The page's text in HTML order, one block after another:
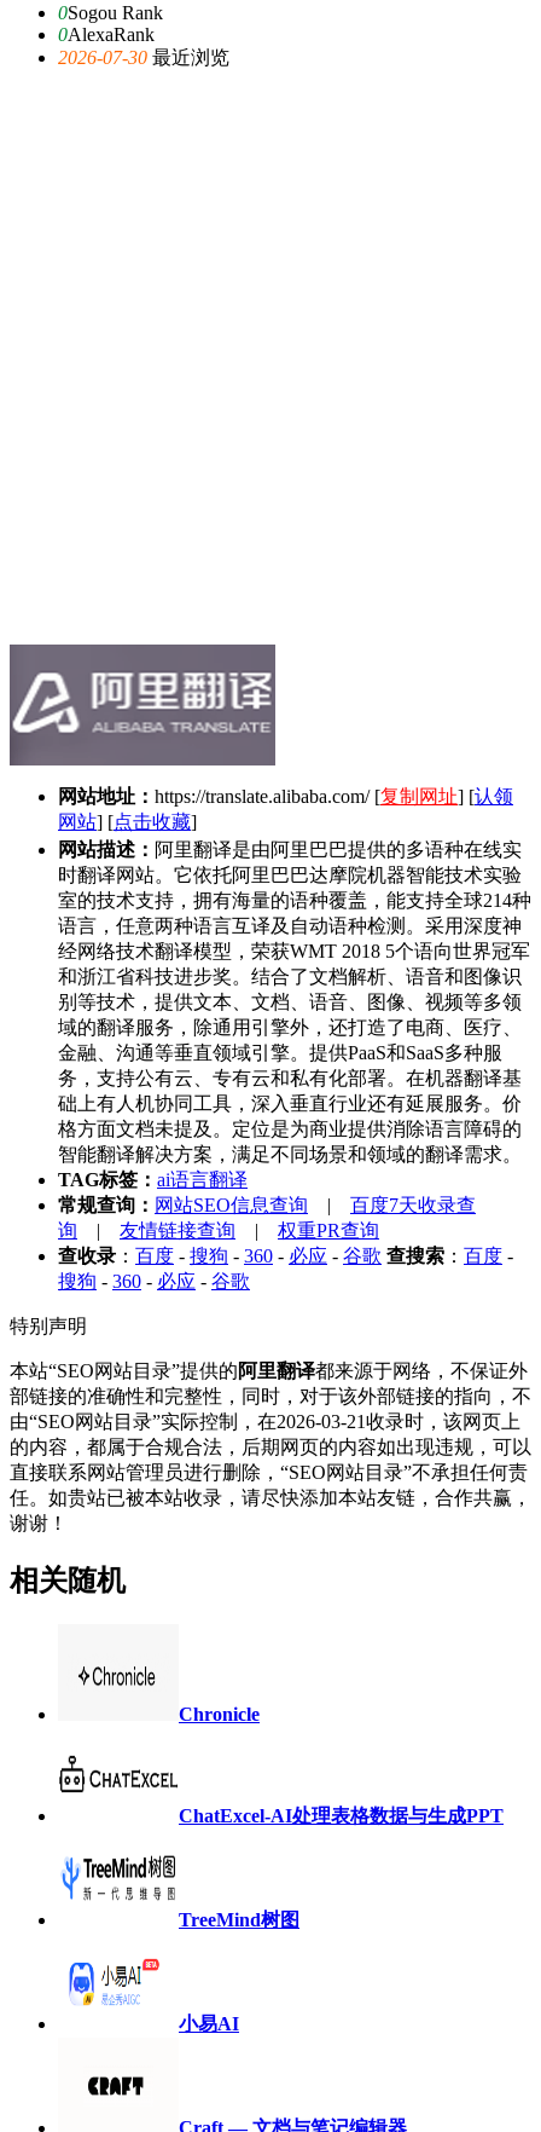
0Sogou Rank
0AlexaRank
2026-07-30 最近浏览
网站地址： https://translate.alibaba.com/ [复制网址] [认领
网站] [点击收藏]
网站描述： 阿里翻译是由阿里巴巴提供的多语种在线实
时翻译网站。它依托阿里巴巴达摩院机器智能技术实验
室的技术支持，拥有海量的语种覆盖，能支持全球214种
语言，任意两种语言互译及自动语种检测。采用深度神
经网络技术翻译模型，荣获WMT 2018 5个语向世界冠军
和浙江省科技进步奖。结合了文档解析、语音和图像识
别等技术，提供文本、文档、语音、图像、视频等多领
域的翻译服务，除通用引擎外，还打造了电商、医疗、
金融、沟通等垂直领域引擎。提供PaaS和SaaS多种服
务，支持公有云、专有云和私有化部署。在机器翻译基
础上有人机协同工具，深入垂直行业还有延展服务。价
格方面文档未提及。定位是为商业提供消除语言障碍的
智能翻译解决方案，满足不同场景和领域的翻译需求。
TAG标签： ai语言翻译
常规查询： 网站SEO信息查询 | 百度7天收录查
询 | 友情链接查询 | 权重PR查询
查收录 ： 百度 - 搜狗 - 360 - 必应 - 谷歌 查搜索 ： 百度 -
搜狗 - 360 - 必应 - 谷歌
特别声明
本站“SEO网站目录”提供的阿里翻译都来源于网络，不保证外
部链接的准确性和完整性，同时，对于该外部链接的指向，不
由“SEO网站目录”实际控制，在2026-03-21收录时，该网页上
的内容，都属于合规合法，后期网页的内容如出现违规，可以
直接联系网站管理员进行删除，“SEO网站目录”不承担任何责
任。如贵站已被本站收录，请尽快添加本站友链，合作共赢，
谢谢！
相关随机
Chronicle
ChatExcel-AI处理表格数据与生成PPT
TreeMind树图
小易AI
Craft — 文档与笔记编辑器